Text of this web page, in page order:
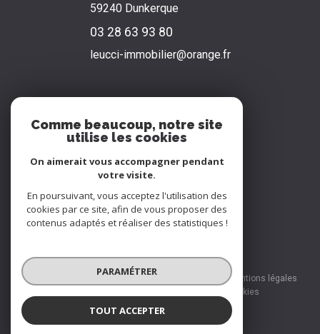
59240 Dunkerque
03 28 63 93 80
leucci-immobilier@orange.fr
Nous suivre
© 2026 | Tous droits réservés
Mentions légales
Cookies
Réalisé par :
Comme beaucoup, notre site
utilise les cookies
On aimerait vous accompagner pendant
votre visite.
En poursuivant, vous acceptez l'utilisation des
cookies par ce site, afin de vous proposer des
contenus adaptés et réaliser des statistiques !
PARAMÉTRER
TOUT ACCEPTER